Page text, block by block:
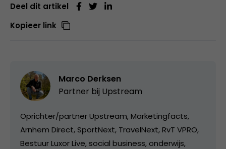
Deel dit artikel
Kopieer link
Marco Derksen
Partner bij Upstream
Oprichter/partner Upstream, Marketingfacts,
Arnhem Direct, SportNext, TravelNext, RvT VPRO,
Bestuur Luxor Live, social business, onderwijs,